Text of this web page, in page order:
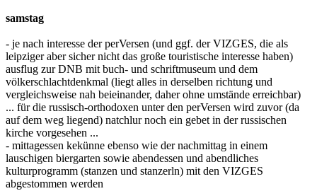
samstag
- je nach interesse der perVersen (und ggf. der VIZGES, die als
leipziger aber sicher nicht das große touristische interesse haben)
ausflug zur DNB mit buch- und schriftmuseum und dem
völkerschlachtdenkmal (liegt alles in derselben richtung und
vergleichsweise nah beieinander, daher ohne umstände erreichbar)
... für die russisch-orthodoxen unter den perVersen wird zuvor (da
auf dem weg liegend) natchlur noch ein gebet in der russischen
kirche vorgesehen ...
- mittagessen kekünne ebenso wie der nachmittag in einem
lauschigen biergarten sowie abendessen und abendliches
kulturprogramm (stanzen und stanzerln) mit den VIZGES
abgestommen werden